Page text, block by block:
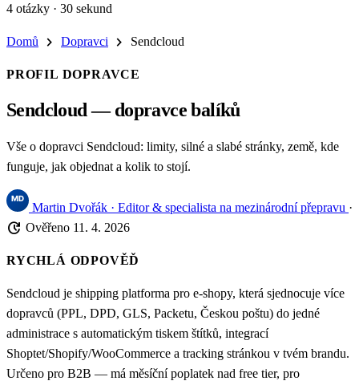
4 otázky · 30 sekund
Domů chevron_right Dopravci chevron_right Sendcloud
PROFIL DOPRAVCE
Sendcloud — dopravce balíků
Vše o dopravci Sendcloud: limity, silné a slabé stránky, země, kde
funguje, jak objednat a kolik to stojí.
Martin Dvořák · Editor & specialista na mezinárodní přepravu ·
update Ověřeno 11. 4. 2026
RYCHLÁ ODPOVĚĎ
Sendcloud je shipping platforma pro e-shopy, která sjednocuje více
dopravců (PPL, DPD, GLS, Packetu, Českou poštu) do jedné
administrace s automatickým tiskem štítků, integrací
Shoptet/Shopify/WooCommerce a tracking stránkou v tvém brandu.
Určeno pro B2B — má měsíční poplatek nad free tier, pro